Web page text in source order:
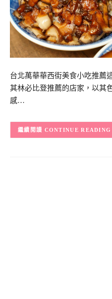
台北萬華華西街美食小吃推薦
其林必比登推薦的店家，以其
感…
CONTINUE READING